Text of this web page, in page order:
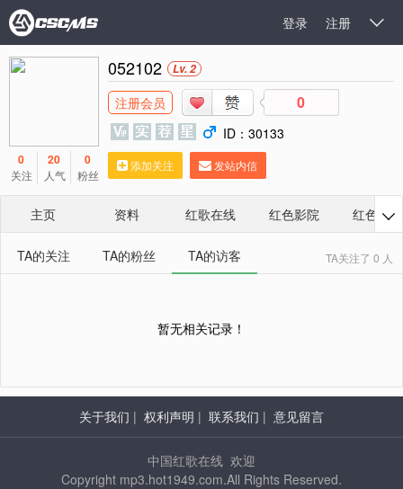

注册
登录
0
关注
20
人气
0
粉丝
052102 Lv. 2
注册会员 0
ID：30133
添加关注 发站内信
主页 资料 红歌在线 红色影院 红色相册

TA的关注 TA的粉丝 TA的访客 TA关注了 0 人
暂无相关记录！
关于我们 | 权利声明 | 联系我们 | 意见留言
中国红歌在线 欢迎
Copyright mp3.hot1949.com.All Rights Reserved.